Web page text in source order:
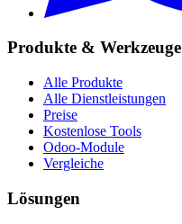
Produkte & Werkzeuge
Alle Produkte
Alle Dienstleistungen
Preise
Kostenlose Tools
Odoo-Module
Vergleiche
Lösungen